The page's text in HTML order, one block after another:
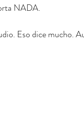
NADA.
Eso dice mucho.